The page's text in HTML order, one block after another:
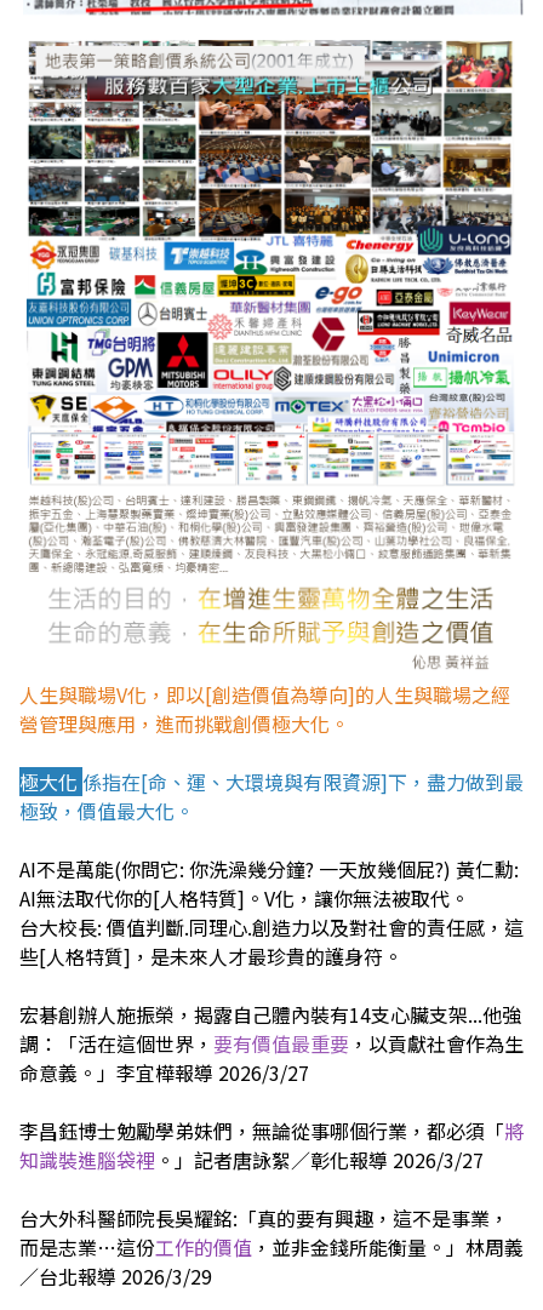
人生與職場V化，即以[創造價值為導向]的人生與職場之經
營管理與應用，進而挑戰創價極大化。
極大化 係指在[命、運、大環境與有限資源]下，盡力做到最
極致，價值最大化。
AI不是萬能(你問它: 你洗澡幾分鐘? 一天放幾個屁?) 黃仁勳:
AI無法取代你的[人格特質]。V化，讓你無法被取代。
台大校長: 價值判斷.同理心.創造力以及對社會的責任感，這
些[人格特質]，是未來人才最珍貴的護身符。
宏碁創辦人施振榮，揭露自己體內裝有14支心臟支架...他強
調：「活在這個世界， 要有價值最重要 ，以貢獻社會作為生
命意義。」李宜樺報導 2026/3/27
李昌鈺博士勉勵學弟妹們，無論從事哪個行業，都必須「將
知識裝進腦袋裡 。」記者唐詠絮／彰化報導 2026/3/27
台大外科醫師院長吳耀銘:「真的要有興趣，這不是事業，
而是志業…這份工作的價值 ，並非金錢所能衡量。」林周義
／台北報導 2026/3/29